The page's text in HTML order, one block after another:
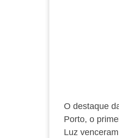
O destaque
Porto, o
Luz